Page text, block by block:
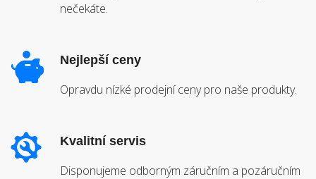
nečekáte.
Nejlepší ceny
Opravdu nízké prodejní ceny pro naše produkty.
Kvalitní servis
Disponujeme odborným záručním a pozáručním